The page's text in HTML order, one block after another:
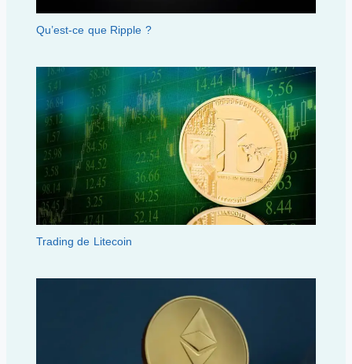
Qu’est-ce que Ripple ?
Trading de Litecoin